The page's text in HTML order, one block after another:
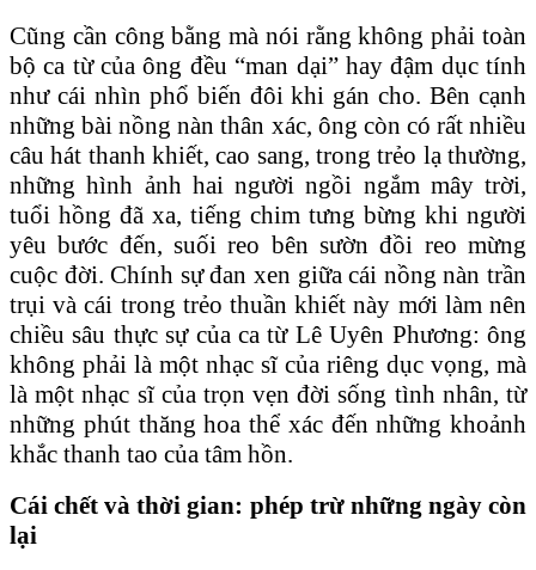
Cũng cần công bằng mà nói rằng không phải toàn
bộ ca từ của ông đều “man dại” hay đậm dục tính
như cái nhìn phổ biến đôi khi gán cho. Bên cạnh
những bài nồng nàn thân xác, ông còn có rất nhiều
câu hát thanh khiết, cao sang, trong trẻo lạ thường,
những hình ảnh hai người ngồi ngắm mây trời,
tuổi hồng đã xa, tiếng chim tưng bừng khi người
yêu bước đến, suối reo bên sườn đồi reo mừng
cuộc đời. Chính sự đan xen giữa cái nồng nàn trần
trụi và cái trong trẻo thuần khiết này mới làm nên
chiều sâu thực sự của ca từ Lê Uyên Phương: ông
không phải là một nhạc sĩ của riêng dục vọng, mà
là một nhạc sĩ của trọn vẹn đời sống tình nhân, từ
những phút thăng hoa thể xác đến những khoảnh
khắc thanh tao của tâm hồn.
Cái chết và thời gian: phép trừ những ngày còn
lại